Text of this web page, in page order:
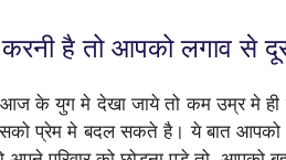
है तो आपको लगाव से
आज के युग मे देखा जाये तो कम उम्र मे
प्रेम मे बदल सकते है। ये बात